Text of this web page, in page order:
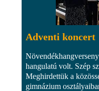
Adventi koncert
hangulatú volt. Szép
Meghirdettük a
gimnázium